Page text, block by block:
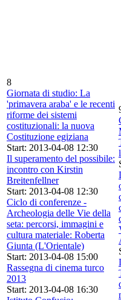
8
Giornata di studio: La
'primavera araba' e le recenti
riforme dei sistemi
costituzionali: la nuova
Costituzione egiziana
Start: 2013-04-08 12:30
Il superamento del possibile:
incontro con Kirstin
Breitenfellner
Start: 2013-04-08 12:30
Ciclo di conferenze -
Archeologia delle Vie della
seta: percorsi, immagini e
cultura materiale: Roberta
Giunta (L'Orientale)
Start: 2013-04-08 15:00
Rassegna di cinema turco
2013
Start: 2013-04-08 16:30